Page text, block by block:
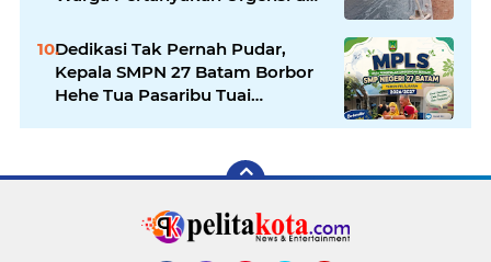
Dedikasi Tak Pernah Pudar,
Kepala SMPN 27 Batam Borbor
Hehe Tua Pasaribu Tuai